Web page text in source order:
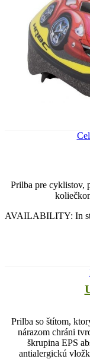
Prilba pre cyklistov,
AVAILABILITY: In
Prilba so štítom,
nárazom chráni
škrupina EPS
antialergickú